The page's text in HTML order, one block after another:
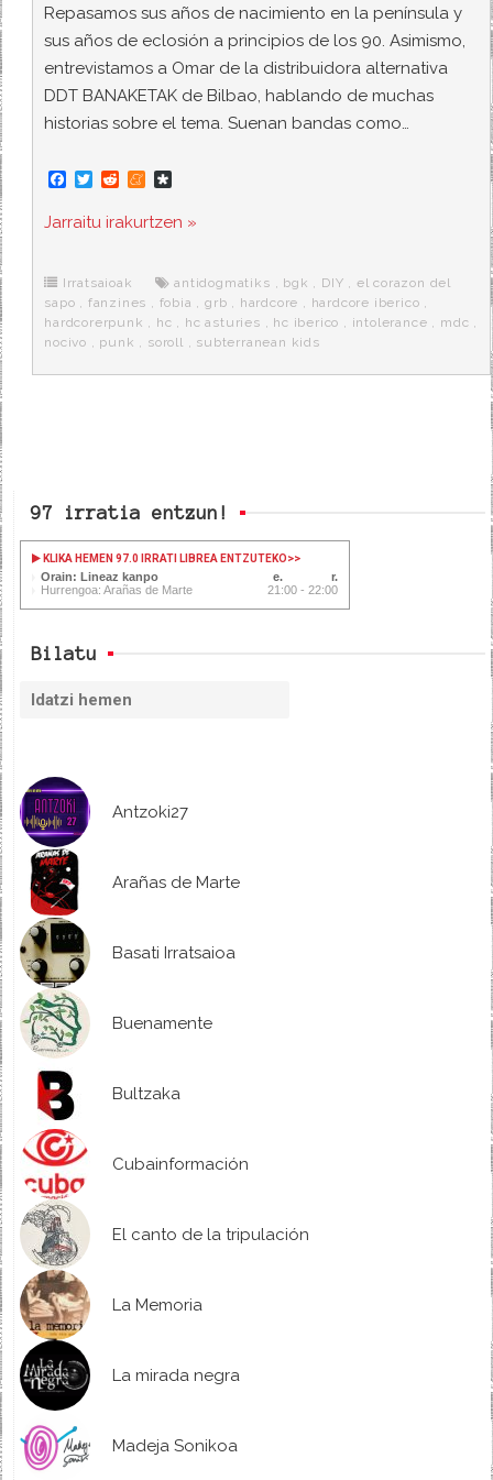
Repasamos sus años de nacimiento en la península y
sus años de eclosión a principios de los 90. Asimismo,
entrevistamos a Omar de la distribuidora alternativa
DDT BANAKETAK de Bilbao, hablando de muchas
historias sobre el tema. Suenan bandas como…
F
c
e
o
k
T
i
t
r
R
d
d
M
n
e
e
a
s
r
a
Jarraitu irakurtzen »
Irratsaioak antidogmatiks , bgk , DIY , el corazon del
sapo , fanzines , fobia ,grb , hardcore , hardcore iberico ,
hardcorerpunk , hc , hc asturies , hc iberico , intolerance , mdc ,
nocivo , punk , soroll , subterranean kids
97 irratia entzun!
KLIKA HEMEN 97.0 IRRATI LIBREA ENTZUTEKO>>
Orain: Lineaz kanpo
Hurrengoa: Arañas de Marte
21:00 - 22:00
Bilatu
Antzoki27
Arañas de Marte
Basati Irratsaioa
Buenamente
Bultzaka
Cubainformación
El canto de la tripulación
La Memoria
La mirada negra
Madeja Sonikoa